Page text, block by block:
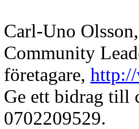
Carl-Uno Olsson,
Community
företagare,
Ge ett bidrag till
0702209529.